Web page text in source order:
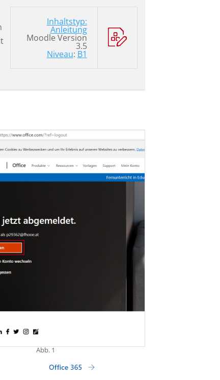
Inhaltstyp:
Anleitung
Moodle Version
3.5
Niveau: B1
Abb. 1